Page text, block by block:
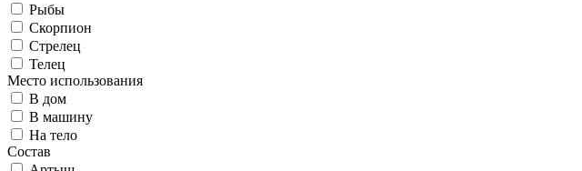
Рыбы
Скорпион
Стрелец
Телец
Место использования
В дом
В машину
На тело
Состав